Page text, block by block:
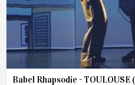
Babel Rhapsodie - TOULOUSE